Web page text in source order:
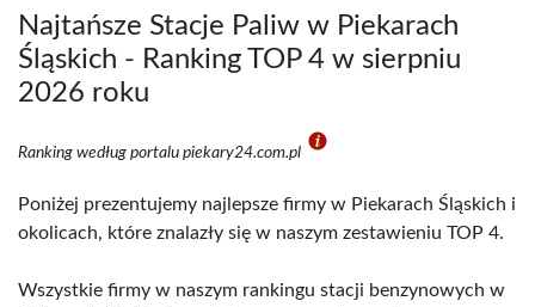
Najtańsze Stacje Paliw w Piekarach
Śląskich - Ranking TOP 4 w sierpniu
2026 roku
Ranking według portalu piekary24.com.pl
Poniżej prezentujemy najlepsze firmy w Piekarach Śląskich i
okolicach, które znalazły się w naszym zestawieniu TOP 4.
Wszystkie firmy w naszym rankingu stacji benzynowych w